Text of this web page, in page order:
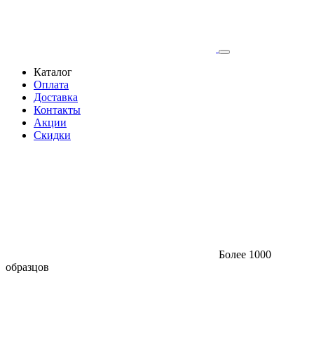
Каталог
Оплата
Доставка
Контакты
Акции
Скидки
Более 1000
образцов